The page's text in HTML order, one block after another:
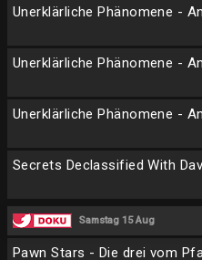
Unerklärliche Phänomene -
Unerklärliche Phänomene -
Unerklärliche Phänomene -
Secrets Declassified With
Samstag 15 Aug
Pawn Stars - Die drei vom